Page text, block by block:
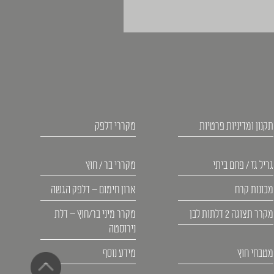
תקנון ומדיניות פרטיות מקררי דלפק
גריל גז / פחם ביתי
מקררי בר / חוץ
מכונות קרח
ארון חימום – דלפק הגשה
מקרר תצוגה 2 דלתות לבן
מקרר מיני בר/חוץ – דלת
נירוסטה
מטבחי חוץ
מידע נוסף